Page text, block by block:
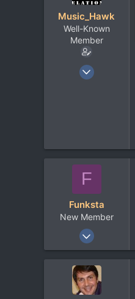
Киев
Music_Hawk
Well-Known
Member
24 Май 2009
www.elationmiclab.com
F
Funksta
New Member
24 Окт 2006